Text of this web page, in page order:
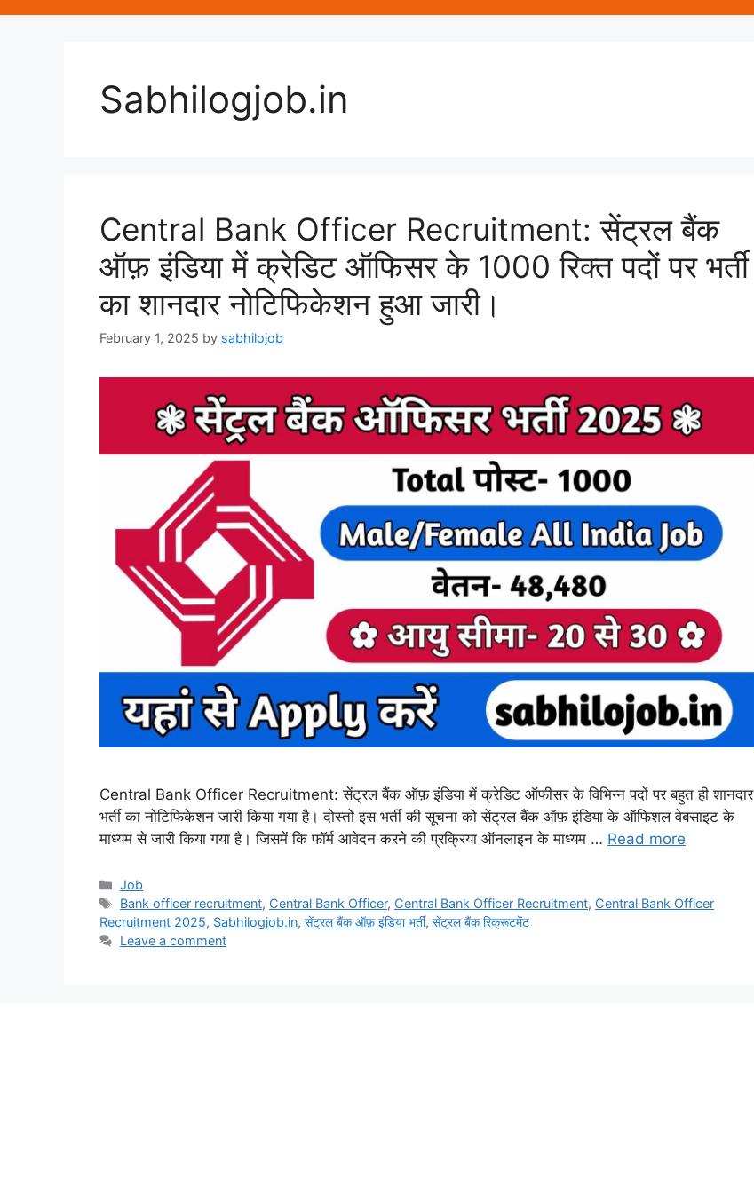
Sabhilogjob.in
Central Bank Officer Recruitment: सेंट्रल बैंक
ऑफ़ इंडिया में क्रेडिट ऑफिसर के 1000 रिक्त पदों पर भर्ती
का शानदार नोटिफिकेशन हुआ जारी।
February 1, 2025 by sabhilojob
Central Bank Officer Recruitment: सेंट्रल बैंक ऑफ़ इंडिया में क्रेडिट ऑफीसर के विभिन्न पदों पर बहुत ही शानदार
भर्ती का नोटिफिकेशन जारी किया गया है। दोस्तों इस भर्ती की सूचना को सेंट्रल बैंक ऑफ़ इंडिया के ऑफिशल वेबसाइट के
माध्यम से जारी किया गया है। जिसमें कि फॉर्म आवेदन करने की प्रक्रिया ऑनलाइन के माध्यम … Read more
Categories
Job
Tags
Bank officer recruitment, Central Bank Officer, Central Bank Officer Recruitment, Central Bank Officer
Recruitment 2025, Sabhilogjob.in, सेंट्रल बैंक ऑफ़ इंडिया भर्ती, सेंट्रल बैंक रिक्रूटमेंट
Leave a comment